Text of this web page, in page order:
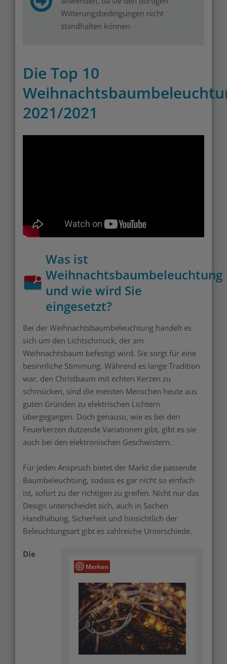
Witterungsbedingungen nicht
standhalten können
Die Top 10
2021/2021
Was ist
Weihnachtsbaumbeleuchtung
und wie wird Sie
eingesetzt?
Bei der Weihnachtsbaumbeleuchtung handelt es
sich um den Lichtschmuck, der am
Weihnachtsbaum befestigt wird. Sie sorgt für eine
besinnliche Stimmung. Während es lange Tradition
war, den Christbaum mit echten Kerzen zu
schmücken, sind die meisten Menschen heute aus
guten Gründen zu elektrischen Lichtern
übergegangen. Doch genauso, wie es bei den
Feuerkerzen dutzende Variationen gibt, gibt es sie
auch bei den elektronischen Geschwistern.
Für jeden Anspruch bietet der Markt die passende
Baumbeleuchtung, sodass es gar nicht so einfach
ist, sofort zu der richtigen zu greifen. Nicht nur das
Design unterscheidet sich, auch in Sachen
Handhabung, Sicherheit und hinsichtlich der
Beleuchtungsart gibt es zahlreiche Unterschiede.
Merken
Die